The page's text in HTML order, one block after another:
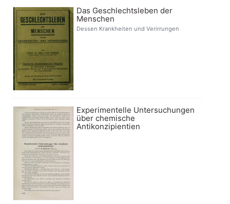
Das Geschlechtsleben der
Menschen
Dessen Krankheiten und Verirrungen
Experimentelle Untersuchungen
über chemische
Antikonzipientien